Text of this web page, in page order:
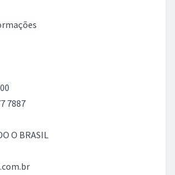
7887
O BRASIL